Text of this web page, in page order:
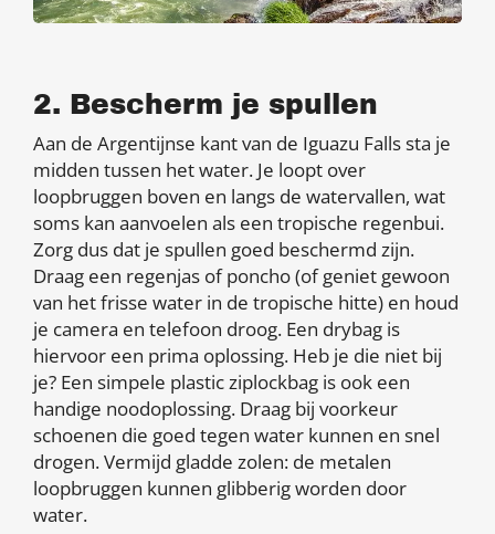
2. Bescherm je spullen
Aan de Argentijnse kant van de Iguazu Falls sta je
midden tussen het water. Je loopt over
loopbruggen boven en langs de watervallen, wat
soms kan aanvoelen als een tropische regenbui.
Zorg dus dat je spullen goed beschermd zijn.
Draag een regenjas of poncho (of geniet gewoon
van het frisse water in de tropische hitte) en houd
je camera en telefoon droog. Een drybag is
hiervoor een prima oplossing. Heb je die niet bij
je? Een simpele plastic ziplockbag is ook een
handige noodoplossing. Draag bij voorkeur
schoenen die goed tegen water kunnen en snel
drogen. Vermijd gladde zolen: de metalen
loopbruggen kunnen glibberig worden door
water.